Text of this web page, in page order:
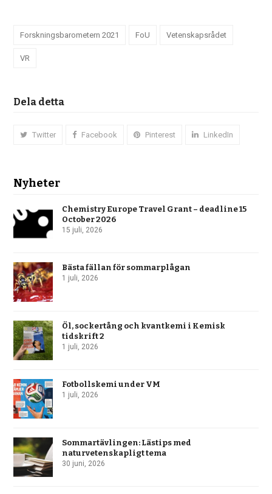
Forskningsbarometern 2021 FoU Vetenskapsrådet
VR
Dela detta
Twitter Facebook Pinterest LinkedIn
Nyheter
Chemistry Europe Travel Grant – deadline 15
October 2026
15 juli, 2026
Bästa fällan för sommarplågan
1 juli, 2026
Öl, sockertång och kvantkemi i Kemisk
tidskrift 2
1 juli, 2026
Fotbollskemi under VM
1 juli, 2026
Sommartävlingen: Lästips med
naturvetenskapligt tema
30 juni, 2026